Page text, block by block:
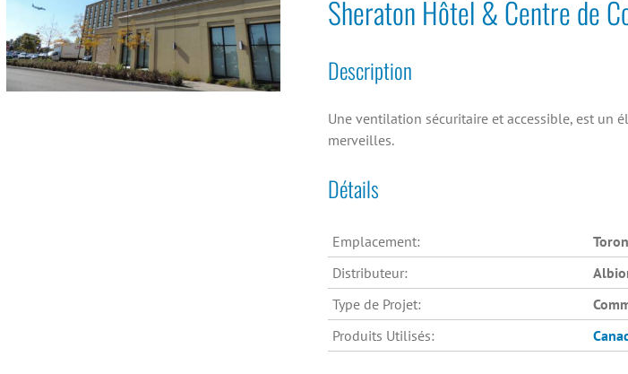
Sheraton Hôtel & Centre de
Description
Une ventilation sécuritaire et accessible, est un
merveilles.
Détails
Emplacement:
Distributeur:
Type de Projet:
Produits Utilisés: